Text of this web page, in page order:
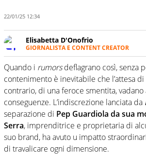
22/01/25 12:34
Elisabetta D'Onofrio
GIORNALISTA E CONTENT CREATOR
Giornalista professionista dal 2007,
personale e necessità: soprattutto di
suoi protagonisti, concedendosi
nell'ambito della creazione di
destra, oggi si sente a suo agio nel
una classifica riservata dei migliori 5
Quando i rumorsdeflagrano così, senza
contenimento è inevitabile che l’attesa
contrario, di una feroce smentita,
conseguenze. L’indiscrezione lanciata da
separazione di Pep Guardiola da sua
Serra, imprenditrice e proprietaria di
suo brand, ha avuto u impatto
di travalicare ogni dimensione.